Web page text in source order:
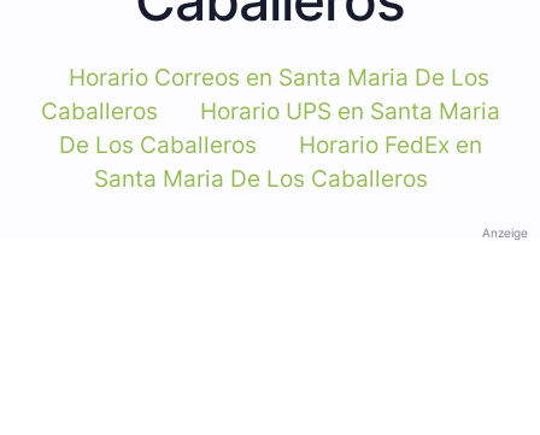
Horario Correos en Santa Maria De Los
Caballeros
Horario UPS en Santa Maria
De Los Caballeros
Horario FedEx en
Santa Maria De Los Caballeros
Anzeige